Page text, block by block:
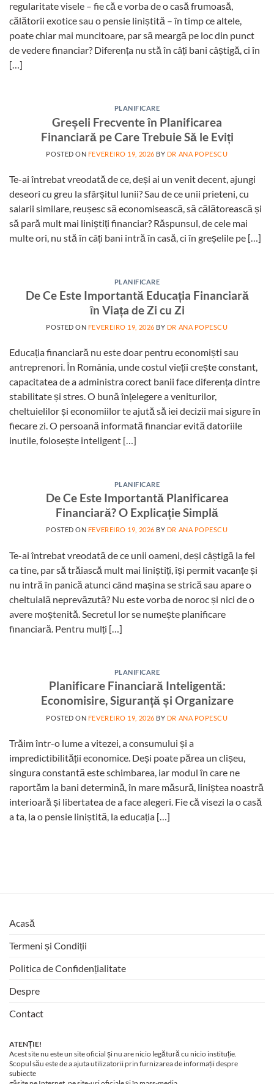
regularitate visele – fie că e vorba de o casă frumoasă,
călătorii exotice sau o pensie liniștită – în timp ce altele,
poate chiar mai muncitoare, par să meargă pe loc din punct
de vedere financiar? Diferența nu stă în câți bani câștigă, ci în
[…]
PLANIFICARE
Greșeli Frecvente în Planificarea
Financiară pe Care Trebuie Să le Eviți
POSTED ON FEVEREIRO 19, 2026 BY DR ANA POPESCU
Te-ai întrebat vreodată de ce, deși ai un venit decent, ajungi
deseori cu greu la sfârșitul lunii? Sau de ce unii prieteni, cu
salarii similare, reușesc să economisească, să călătorească și
să pară mult mai liniștiți financiar? Răspunsul, de cele mai
multe ori, nu stă în câți bani intră în casă, ci în greșelile pe […]
PLANIFICARE
De Ce Este Importantă Educația Financiară
în Viața de Zi cu Zi
POSTED ON FEVEREIRO 19, 2026 BY DR ANA POPESCU
Educația financiară nu este doar pentru economiști sau
antreprenori. În România, unde costul vieții crește constant,
capacitatea de a administra corect banii face diferența dintre
stabilitate și stres. O bună înțelegere a veniturilor,
cheltuielilor și economiilor te ajută să iei decizii mai sigure în
fiecare zi. O persoană informată financiar evită datoriile
inutile, folosește inteligent […]
PLANIFICARE
De Ce Este Importantă Planificarea
Financiară? O Explicație Simplă
POSTED ON FEVEREIRO 19, 2026 BY DR ANA POPESCU
Te-ai întrebat vreodată de ce unii oameni, deși câștigă la fel
ca tine, par să trăiască mult mai liniștiți, își permit vacanțe și
nu intră în panică atunci când mașina se strică sau apare o
cheltuială neprevăzută? Nu este vorba de noroc și nici de o
avere moștenită. Secretul lor se numește planificare
financiară. Pentru mulți […]
PLANIFICARE
Planificare Financiară Inteligentă:
Economisire, Siguranță și Organizare
POSTED ON FEVEREIRO 19, 2026 BY DR ANA POPESCU
Trăim într-o lume a vitezei, a consumului și a
impredictibilității economice. Deși poate părea un clișeu,
singura constantă este schimbarea, iar modul în care ne
raportăm la bani determină, în mare măsură, liniștea noastră
interioară și libertatea de a face alegeri. Fie că visezi la o casă
a ta, la o pensie liniștită, la educația […]
Acasă
Termeni și Condiții
Politica de Confidențialitate
Despre
Contact
ATENȚIE!
Acest site nu este un site oficial și nu are nicio legătură cu nicio instituție.
Scopul său este de a ajuta utilizatorii prin furnizarea de informații despre
subiecte